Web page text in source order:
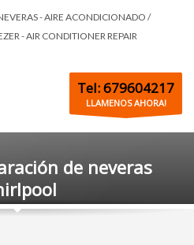
- AIRE ACONDICIONADO /
- AIR CONDITIONER REPAIR
Tel: 679604217
LLAMENOS AHORA!
de neveras